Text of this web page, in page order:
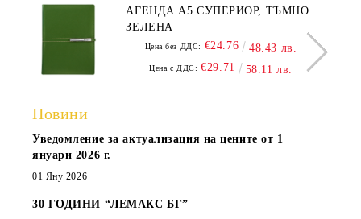
АГЕНДА А5 СУПЕРИОР, ТЪМНО
ЗЕЛЕНА
Цена без ДДС: €24.76 48.43 лв.
Цена с ДДС: €29.71 58.11 лв.
Новини
Уведомление за актуализация на цените от 1
януари 2026 г.
01 Яну 2026
30 ГОДИНИ “ЛЕМАКС БГ”